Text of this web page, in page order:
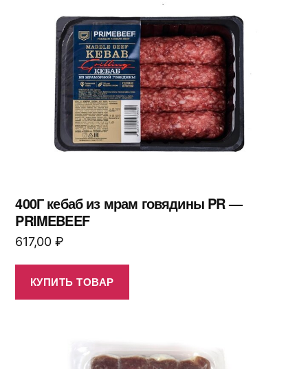
400Г кебаб из мрам говядины PR —
PRIMEBEEF
617,00 ₽
КУПИТЬ ТОВАР